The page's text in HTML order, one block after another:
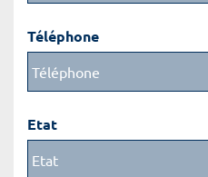
Téléphone
Etat